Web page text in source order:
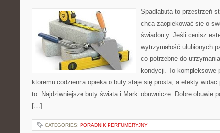
Spadlabuta to przestrzeń
chcą zaopiekować się o
świadomy. Jeśli cenisz
wytrzymałość ulubionych
co potrzebne do
kondycji. To kompleksowe
któremu codzienna opieka o buty staje się prosta, a efekty
to: Najdziwniejsze buty świata i Marki obuwnicze. Dobre obuwie
[…]
CATEGORIES: PORADNIK PERFUMERYJNY